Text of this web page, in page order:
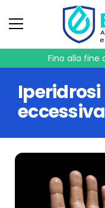
Fino alla
eccessiva